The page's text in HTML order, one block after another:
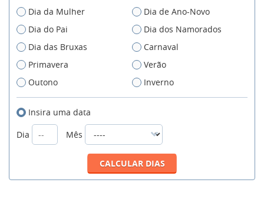
Dia da Mulher
Dia de Ano-Novo
Dia do Pai
Dia dos Namorados
Dia das Bruxas
Carnaval
Primavera
Verão
Outono
Inverno
Insira uma data
Dia
Mês